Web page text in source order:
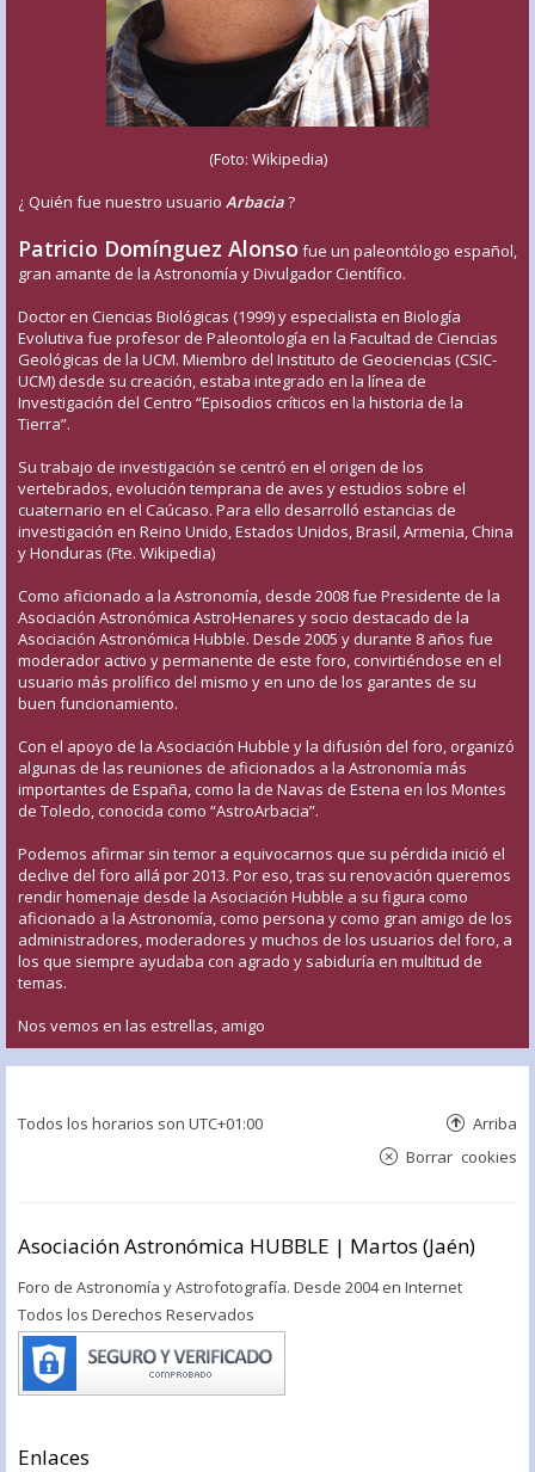
(Foto: Wikipedia)
¿ Quién fue nuestro usuario Arbacia?
Patricio Domínguez Alonso fue un paleontólogo español,
gran amante de la Astronomía y Divulgador Científico.
Doctor en Ciencias Biológicas (1999) y especialista en Biología
Evolutiva fue profesor de Paleontología en la Facultad de Ciencias
Geológicas de la UCM. Miembro del Instituto de Geociencias (CSIC-
UCM) desde su creación, estaba integrado en la línea de
Investigación del Centro “Episodios críticos en la historia de la
Tierra”.
Su trabajo de investigación se centró en el origen de los
vertebrados, evolución temprana de aves y estudios sobre el
cuaternario en el Caúcaso. Para ello desarrolló estancias de
investigación en Reino Unido, Estados Unidos, Brasil, Armenia, China
y Honduras (Fte. Wikipedia)
Como aficionado a la Astronomía, desde 2008 fue Presidente de la
Asociación Astronómica AstroHenares y socio destacado de la
Asociación Astronómica Hubble. Desde 2005 y durante 8 años fue
moderador activo y permanente de este foro, convirtiéndose en el
usuario más prolífico del mismo y en uno de los garantes de su
buen funcionamiento.
Con el apoyo de la Asociación Hubble y la difusión del foro, organizó
algunas de las reuniones de aficionados a la Astronomía más
importantes de España, como la de Navas de Estena en los Montes
de Toledo, conocida como “AstroArbacia”.
Podemos afirmar sin temor a equivocarnos que su pérdida inició el
declive del foro allá por 2013. Por eso, tras su renovación queremos
rendir homenaje desde la Asociación Hubble a su figura como
aficionado a la Astronomía, como persona y como gran amigo de los
administradores, moderadores y muchos de los usuarios del foro, a
los que siempre ayudaba con agrado y sabiduría en multitud de
temas.
Nos vemos en las estrellas, amigo
Todos los horarios son UTC+01:00 Arriba
Borrar cookies
Asociación Astronómica HUBBLE | Martos (Jaén)
Foro de Astronomía y Astrofotografía. Desde 2004 en Internet
Todos los Derechos Reservados
Enlaces